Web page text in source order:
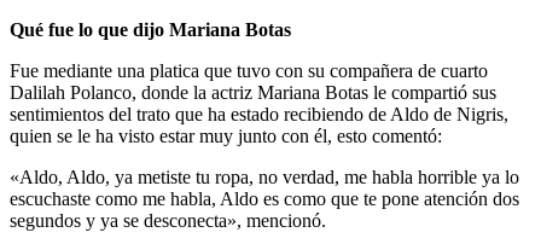
Qué fue lo que dijo Mariana Botas
Fue mediante una platica que tuvo con su compañera de cuarto
Dalilah Polanco, donde la actriz Mariana Botas le compartió sus
sentimientos del trato que ha estado recibiendo de Aldo de Nigris,
quien se le ha visto estar muy junto con él, esto comentó:
«Aldo, Aldo, ya metiste tu ropa, no verdad, me habla horrible ya lo
escuchaste como me habla, Aldo es como que te pone atención dos
segundos y ya se desconecta», mencionó.